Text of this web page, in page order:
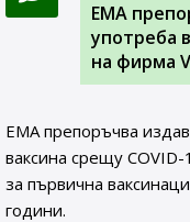
EMA
употреба
на фирма
EMA препоръчва
ваксина срещу
за първична
години.